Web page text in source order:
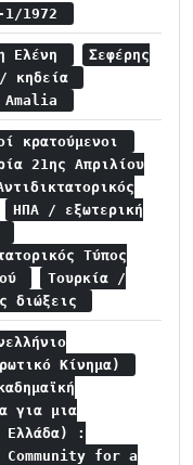
1/1972
Ελένη
Σεφέρης
κηδεία
Amalia
κρατούμενοι
21ης Απριλίου
ΗΠΑ / εξωτερική
Τύπος
Τουρκία /
διώξεις
Κίνημα)
για μια
Ελλάδα) :
Community for a